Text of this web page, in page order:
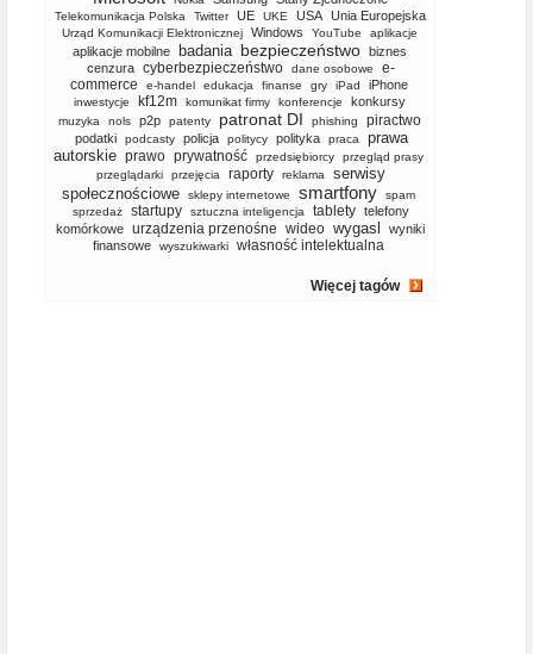
Telekomunikacja Polska Twitter UE UKE USA Unia Europejska
Urząd Komunikacji Elektronicznej Windows YouTube aplikacje
aplikacje mobilne badania bezpieczeństwo biznes
cenzura cyberbezpieczeństwo dane osobowe
e-
commerce
e-handel edukacja finanse gry iPad iPhone
inwestycje kf12m komunikat firmy konferencje konkursy
muzyka nols p2p patenty patronat DI phishing piractwo
podatki podcasty policja politycy polityka praca
prawa
autorskie prawo prywatność przedsiębiorcy
przegląd prasy
przeglądarki
przejęcia raporty reklama
serwisy
społecznościowe
sklepy internetowe smartfony
spam
sprzedaż
startupy sztuczna inteligencja tablety telefony
komórkowe
urządzenia przenośne wideo wygasl
wyniki
finansowe
wyszukiwarki własność intelektualna
Więcej tagów